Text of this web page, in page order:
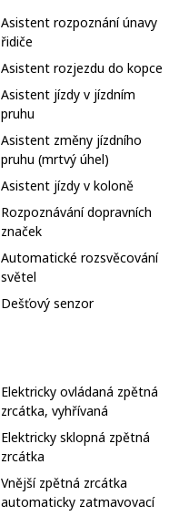
Asistent rozpoznání únavy
řidiče
Asistent rozjezdu do kopce
Asistent jízdy v jízdním
pruhu
Asistent změny jízdního
pruhu (mrtvý úhel)
Asistent jízdy v koloně
Rozpoznávání dopravních
značek
Automatické rozsvěcování
světel
Dešťový senzor
Elektricky ovládaná zpětná
zrcátka, vyhřívaná
Elektricky sklopná zpětná
zrcátka
Vnější zpětná zrcátka
automaticky zatmavovací